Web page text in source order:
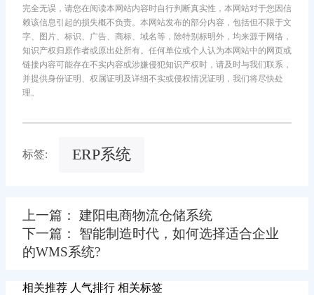
完全无误，请您在阅读本网站内容时自行判断真实性，本网站对于您因信
赖该信息引起的损失概不负责。本网站发布的部分内容，包括但不限于文
字、图片、标识、广告、商标、域名等，除特别标明外，均来源于网络，
知识产权归原作者或原出处所有。任何单位或个人认为本网站中的网页或
链接内容可能存在不实内容或涉嫌侵犯知识产权时，请及时与我们联系，
并提供身份证明、权属证明及详细不实或侵权情况证明，我们将尽快处
理。
标签: ERP系统
上一篇： 建阳电商物流仓储系统
下一篇： 智能制造时代，如何选择适合企业
的WMS系统?
相关推荐 人气排行 相关标签